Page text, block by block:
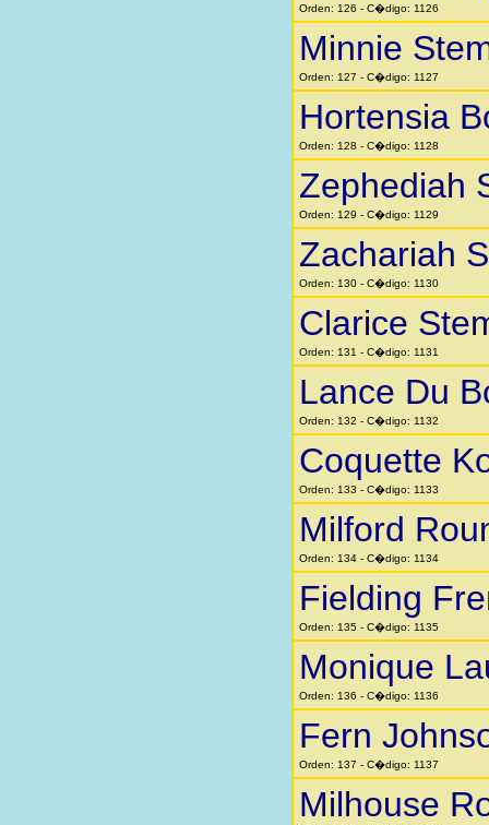
Orden: 126 - C�digo: 1126
Minnie
Orden: 127 - C�digo: 1127
Hortensia
Orden: 128 - C�digo: 1128
Zephediah
Orden: 129 - C�digo: 1129
Zachariah
Orden: 130 - C�digo: 1130
Clarice
Orden: 131 - C�digo: 1131
Lance Du
Orden: 132 - C�digo: 1132
Coquette
Orden: 133 - C�digo: 1133
Milford
Orden: 134 - C�digo: 1134
Fielding
Orden: 135 - C�digo: 1135
Monique
Orden: 136 - C�digo: 1136
Fern
Orden: 137 - C�digo: 1137
Milhouse